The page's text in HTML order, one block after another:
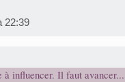
22:39
à influencer. Il faut avancer...